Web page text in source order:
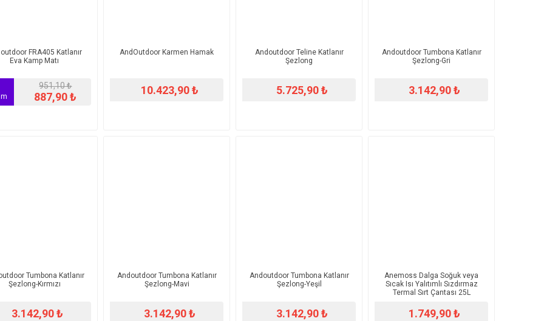
FRA405 Katlanır
Eva Kamp Matı
951,10 ₺
887,90 ₺
AndOutdoor Karmen Hamak
10.423,90 ₺
Andoutdoor Teline Katlanır
Şezlong
5.725,90 ₺
Andoutdoor Tumbona Katlanır
Şezlong-Gri
3.142,90 ₺
Tumbona Katlanır
Şezlong-Kırmızı
3.142,90 ₺
Andoutdoor Tumbona Katlanır
Şezlong-Mavi
3.142,90 ₺
Andoutdoor Tumbona Katlanır
Şezlong-Yeşil
3.142,90 ₺
Anemoss Dalga Soğuk veya
Sıcak Isı Yalıtımlı Sızdırmaz
Termal Sırt Çantası 25L
1.749,90 ₺